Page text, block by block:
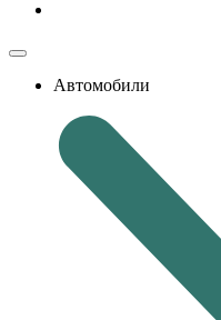
Автомобили